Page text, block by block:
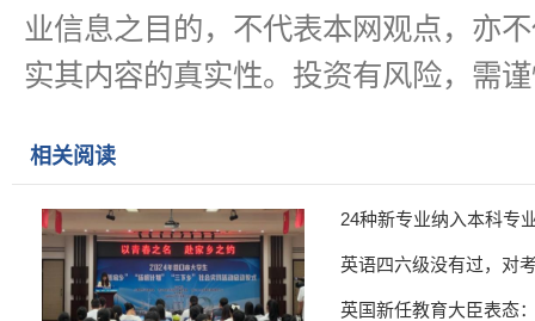
业信息之目的，不代表本网观点，亦
实其内容的真实性。投资有风险，需
相关阅读
24种新专业纳入本科专
英语四六级没有过，对
英国新任教育大臣表态